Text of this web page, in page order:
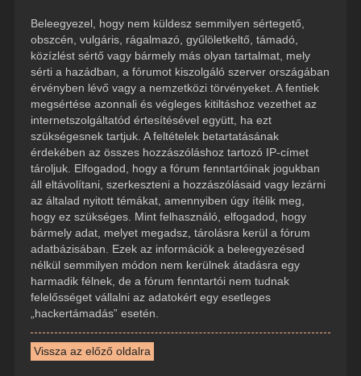
Beleegyezel, hogy nem küldesz semmilyen sértegető,
obszcén, vulgáris, rágalmazó, gyűlöletkeltő, támadó,
közízlést sértő vagy bármely más olyan tartalmat, mely
sérti a hazádban, a fórumot kiszolgáló szerver országában
érvényben lévő vagy a nemzetközi törvényeket. A fentiek
megsértése azonnali és végleges kitiltáshoz vezethet az
internetszolgáltatód értesítésével együtt, ha ezt
szükségesnek tartjuk. A feltételek betartatásának
érdekében az összes hozzászóláshoz tartozó IP-címet
tároljuk. Elfogadod, hogy a fórum fenntartóinak jogukban
áll eltávolítani, szerkeszteni a hozzászólásaid vagy lezárni
az általad nyitott témákat, amennyiben úgy ítélik meg,
hogy ez szükséges. Mint felhasználó, elfogadod, hogy
bármely adat, melyet megadsz, tárolásra kerül a fórum
adatbázisában. Ezek az információk a beleegyezésed
nélkül semmilyen módon nem kerülnek átadásra egy
harmadik félnek, de a fórum fenntartói nem tudnak
felelősséget vállalni az adatokért egy esetleges
„hackertámadás” esetén.
Vissza az előző oldalra